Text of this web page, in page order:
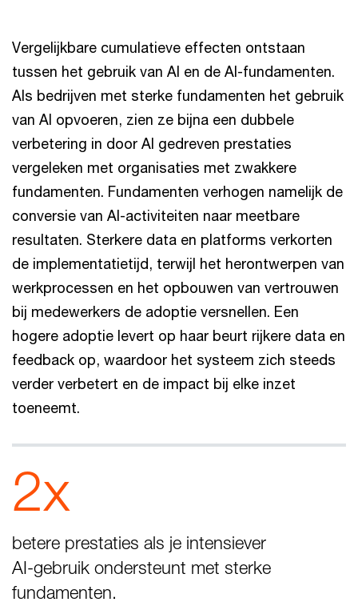
Vergelijkbare cumulatieve effecten ontstaan
tussen het gebruik van AI en de AI-fundamenten.
Als bedrijven met sterke fundamenten het gebruik
van AI opvoeren, zien ze bijna een dubbele
verbetering in door AI gedreven prestaties
vergeleken met organisaties met zwakkere
fundamenten. Fundamenten verhogen namelijk de
conversie van AI-activiteiten naar meetbare
resultaten. Sterkere data en platforms verkorten
de implementatietijd, terwijl het herontwerpen van
werkprocessen en het opbouwen van vertrouwen
bij medewerkers de adoptie versnellen. Een
hogere adoptie levert op haar beurt rijkere data en
feedback op, waardoor het systeem zich steeds
verder verbetert en de impact bij elke inzet
toeneemt.
2x
betere prestaties als je intensiever
AI‑gebruik ondersteunt met sterke
fundamenten.